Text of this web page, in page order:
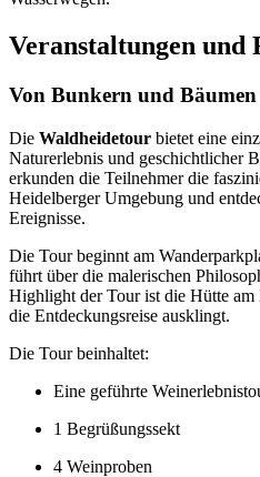
Veranstaltungen und
Von Bunkern und
Die Waldheidetour bietet eine
Naturerlebnis und geschichtlicher
erkunden die Teilnehmer die
Heidelberger Umgebung und
Ereignisse.
Die Tour beginnt am
führt über die malerischen
Highlight der Tour ist die Hütte am
die Entdeckungsreise ausklingt.
Die Tour beinhaltet:
Eine geführte
1 Begrüßungssekt
4 Weinproben